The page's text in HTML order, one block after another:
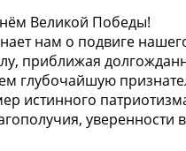
Великой Победы!
нам о подвиге
приближая
глубочайшую
истинного